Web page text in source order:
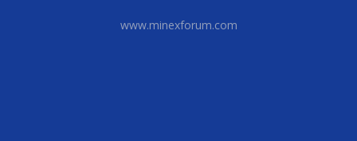
www.minexforum.com